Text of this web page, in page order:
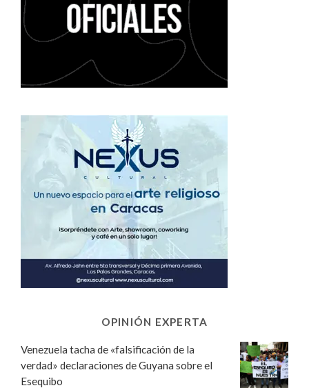
OPINIÓN EXPERTA
Venezuela tacha de «falsificación de la
verdad» declaraciones de Guyana sobre el
Esequibo